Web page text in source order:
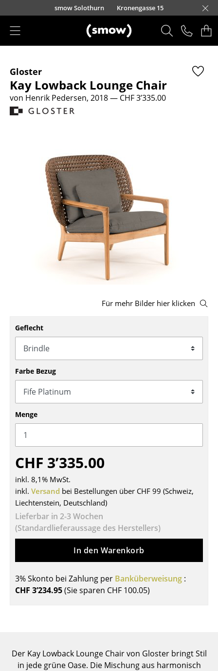
Direkt zum Inhaltsmow Solothurn Kronengasse 15
Sitzmöbel
Esszimmerstühle
Sofas
Loungesessel
Freischwinger
Barhocker
Bänke & Liegen
Schaukelstühle
Bürodrehstühle
Konferenzstühle
Bürosessel
Einzelteile
... alle Sitzmöbel
Tische
Esstische
Beistelltische
Couchtische
Schreibtische
Sekretäre & PC-Tische
Stehtische & Stehpulte
Einzelteile
Gloster
Kay Lowback Lounge Chair
von Henrik Pedersen, 2018— CHF 3’335.00
Für mehr Bilder hier klicken
Geflecht
Farbe Bezug
Menge
CHF 3’335.00
inkl. 8,1% MwSt.
inkl. Versand bei Bestellungen über CHF 99 (Schweiz,
Liechtenstein, Deutschland)
Lieferbar in 2-3 Wochen
(Standardlieferaussage des Herstellers)
In den Warenkorb
3% Skonto bei Zahlung per Banküberweisung :
CHF 3’234.95(Sie sparen CHF 100.05)
Der Kay Lowback Lounge Chair von Gloster bringt Stil
in jede grüne Oase. Die Mischung aus harmonisch